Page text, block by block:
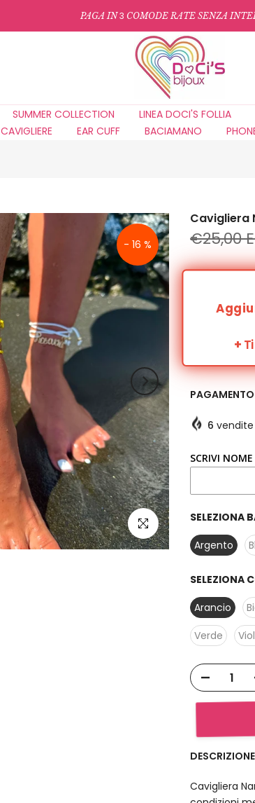
PAGA IN3 COMODE RATE SENZA
SUMMER COLLECTION LINEA DOCI'S FOLLIA
CAVIGLIERE EAR CUFF BACIAMANO
- 16 %
clicca per ingrandire
Cavigliera
€25,00
+ Ti
6
SCRIVI
SELEZIONA
Argento
SELEZIONA
Arancio
Verde
DESCRIZIONE
Cavigliera